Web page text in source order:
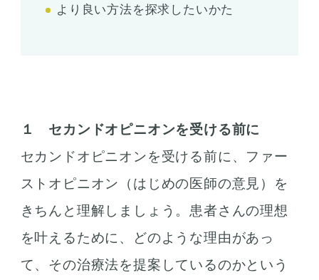
より良い方法を探求したいかた
１ セカンドオピニオンを受ける前に
セカンドオピニオンを受ける前に、ファー
ストオピニオン（はじめの医師の意見）を
きちんと理解しましょう。患者さんの理想
を叶えるために、どのような理由があっ
て、その治療法を提案しているのかという